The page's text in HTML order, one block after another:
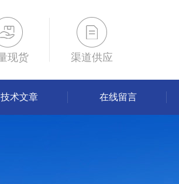
现货 渠道供应
技术文章 在线留言